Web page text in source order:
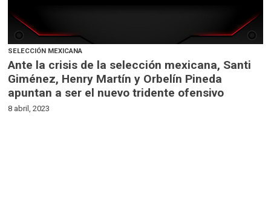
SELECCIÓN MEXICANA
Ante la crisis de la selección mexicana, Santi
Giménez, Henry Martín y Orbelín Pineda
apuntan a ser el nuevo tridente ofensivo
8 abril, 2023